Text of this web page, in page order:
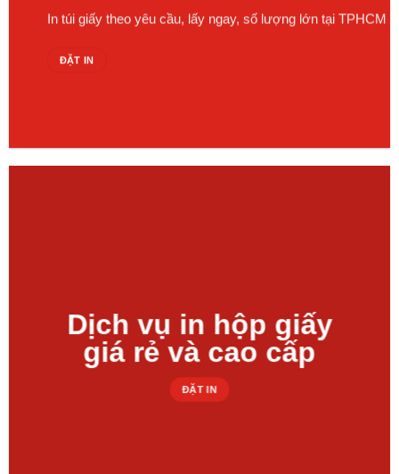
In túi giấy theo yêu cầu, lấy ngay, số lượng lớn tại TPHCM
ĐẶT IN
Dịch vụ in hộp giấy
giá rẻ và cao cấp
ĐẶT IN